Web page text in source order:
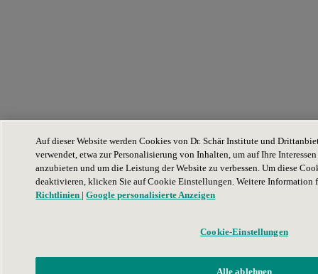
Auf dieser Website werden Cookies von Dr. Schär Institute und
verwendet, etwa zur Personalisierung von Inhalten, um auf Ihre
anzubieten und um die Leistung der Website zu verbessen. Um diese
deaktivieren, klicken Sie auf Cookie Einstellungen. Weitere Information
Richtlinien |Google personalisierte Anzeigen
Cookie-Einstellungen
Alle ablehnen